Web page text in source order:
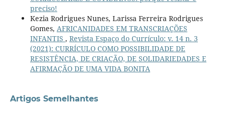
preciso!
Kezia Rodrigues Nunes, Larissa Ferreira Rodrigues
Gomes, AFRICANIDADES EM TRANSCRIAÇÕES
INFANTIS , Revista Espaço do Currículo: v. 14 n. 3
(2021): CURRÍCULO COMO POSSIBILIDADE DE
RESISTÊNCIA, DE CRIAÇÃO, DE SOLIDARIEDADES E
AFIRMAÇÃO DE UMA VIDA BONITA
Artigos Semelhantes